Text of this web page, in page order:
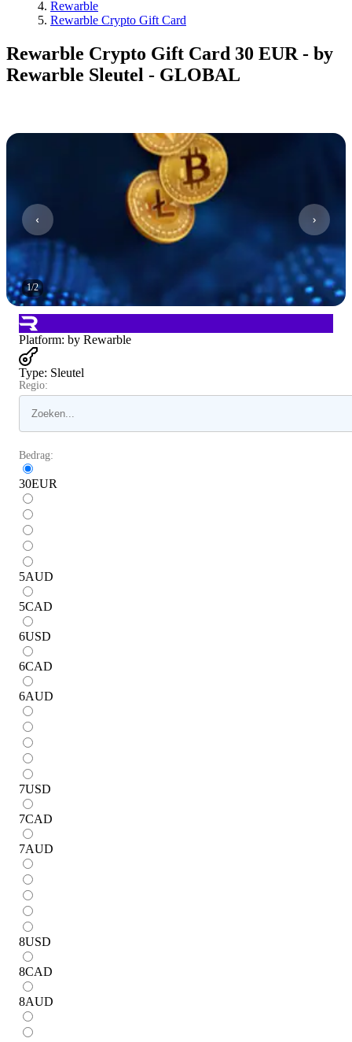
Rewarble
Rewarble Crypto Gift Card
Rewarble Crypto Gift Card 30 EUR - by
Rewarble Sleutel - GLOBAL
1/2
Platform: by Rewarble
Type: Sleutel
Regio:
Bedrag:
30EUR
5AUD
5CAD
6USD
6CAD
6AUD
7USD
7CAD
7AUD
8USD
8CAD
8AUD